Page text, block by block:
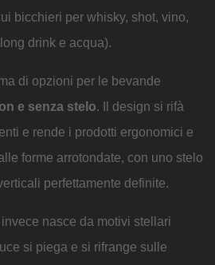
bicchieri per whisky, shot, vino,
drink e acqua).
di opzioni per le bevande
e senza stelo. Il design si rifà
e rende i prodotti ergonomici e
forme arrotondate, con uno stelo
perfettamente definite.
invece nasce da motivi stellari
si piega e si rifrange sulle